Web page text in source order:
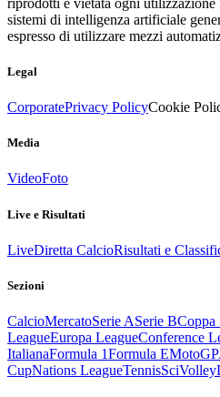
sistemi di intelligenza artificiale
espresso di utilizzare mezzi
Legal
CorporatePrivacy PolicyCookie
Media
VideoFoto
Live e Risultati
LiveDiretta CalcioRisultati e
Sezioni
CalcioMercatoSerie ASerie BCoppa
LeagueEuropa LeagueConference
ItalianaFormula 1Formula EMotoGP
CupNations LeagueTennisSciVolley